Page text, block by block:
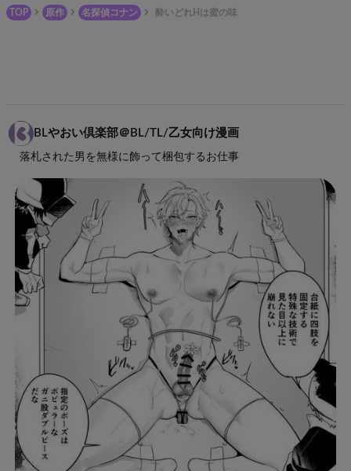
TOP 原作 名探偵コナン 酔いどれHは蜜の味
BLやおい倶楽部＠BL/TL/乙女向け漫画
落札された男を無様に飾って梱包するお仕事